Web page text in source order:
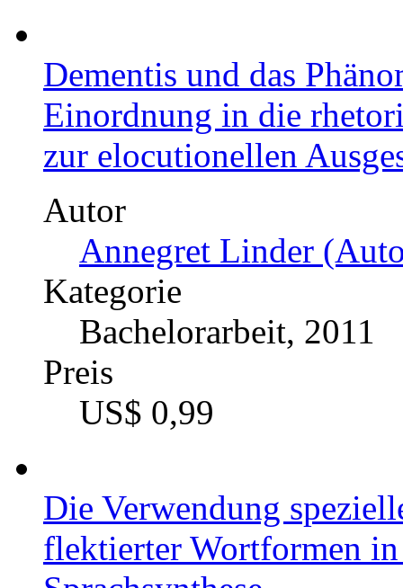
Dementis und das
Einordnung in die
zur elocutionellen
Autor
Annegret Linder
Kategorie
Bachelorarbeit, 2011
Preis
US$ 0,99
Die Verwendung
flektierter Wortformen